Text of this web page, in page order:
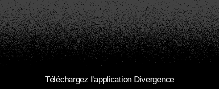
Téléchargez l'application Divergence